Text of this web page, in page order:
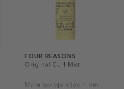
FOUR REASONS
Original Curl Mist
Matu sprejs viļņainiem